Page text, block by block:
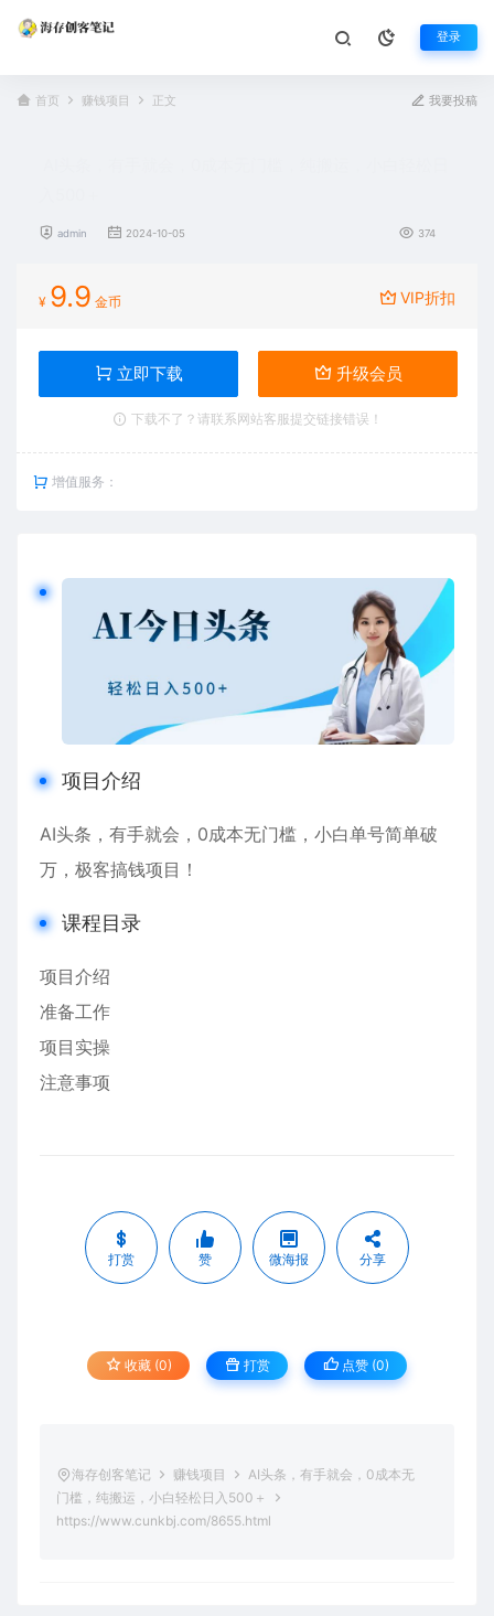
登录
首页 赚钱项目 正文 我要投稿
admin 2024-10-05 374
¥ 9.9 金币 VIP折扣
立即下载 升级会员
下载不了？请联系网站客服提交链接错误！
增值服务：
项目介绍
AI头条，有手就会，0成本无门槛，小白单号简单破
万，极客搞钱项目！
课程目录
项目介绍
准备工作
项目实操
注意事项
打赏 赞 微海报 分享
收藏 (0) 打赏 点赞 (0)
海存创客笔记 赚钱项目
AI头条，有手就会，0成本无
门槛，纯搬运，小白轻松日入500＋
https://www.cunkbj.com/8655.html